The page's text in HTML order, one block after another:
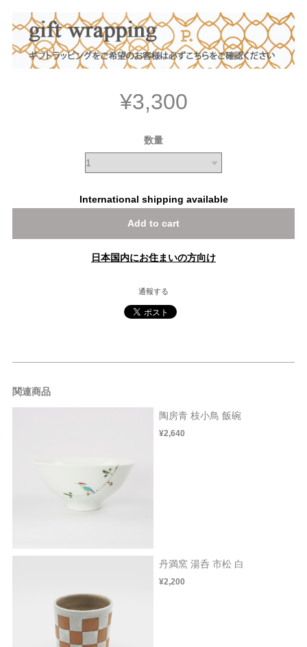
¥3,300
数量
International shipping available
Add to cart
日本国内にお住まいの方向け
通報する
関連商品
陶房青 枝小鳥 飯碗
¥2,640
丹満窯 湯呑 市松 白
¥2,200